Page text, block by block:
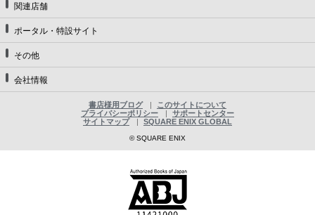
関連店舗
ポータル・特設サイト
その他
会社情報
書店様用ブログ
このサイトについて
プライバシーポリシー
サポートセンター
サイトマップ
SQUARE ENIX GLOBAL
© SQUARE ENIX